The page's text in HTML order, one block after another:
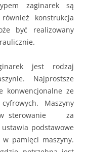
zaginarek są
konstrukcja
być realizowany
jest rodzaj
Najprostsze
konwencjonalne ze
Maszyny
w sterowanie za
podstawowe
pamięci maszyny.